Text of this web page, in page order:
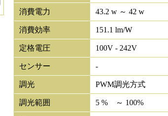
消費電力 43.2 w ～ 42 w
消費効率 151.1 lm/W
定格電圧 100V - 242V
センサー -
調光 PWM調光方式
調光範囲 5 % ～ 100%